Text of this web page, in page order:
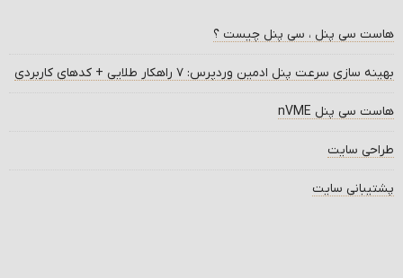
هاست سی پنل ، سی پنل چیست ؟
بهینه سازی سرعت پنل ادمین وردپرس: ۷ راهکار طلایی + کدهای کاربردی
هاست سی پنل nVME
طراحی سایت
پشتیبانی سایت